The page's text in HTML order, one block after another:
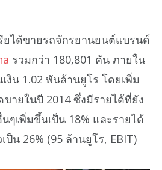
ยได้ขายรถจักรยานยนต์แบรนด์
รวมกว่า 180,801 คัน ภายใน
งิน 1.02 พันล้านยูโร โดยเพิ่ม
ายในปี 2014 ซึ่งมีรายได้ที่ยัง
ๆเพิ่มขึ้นเป็น 18% และรายได้
น 26% (95 ล้านยูโร, EBIT)